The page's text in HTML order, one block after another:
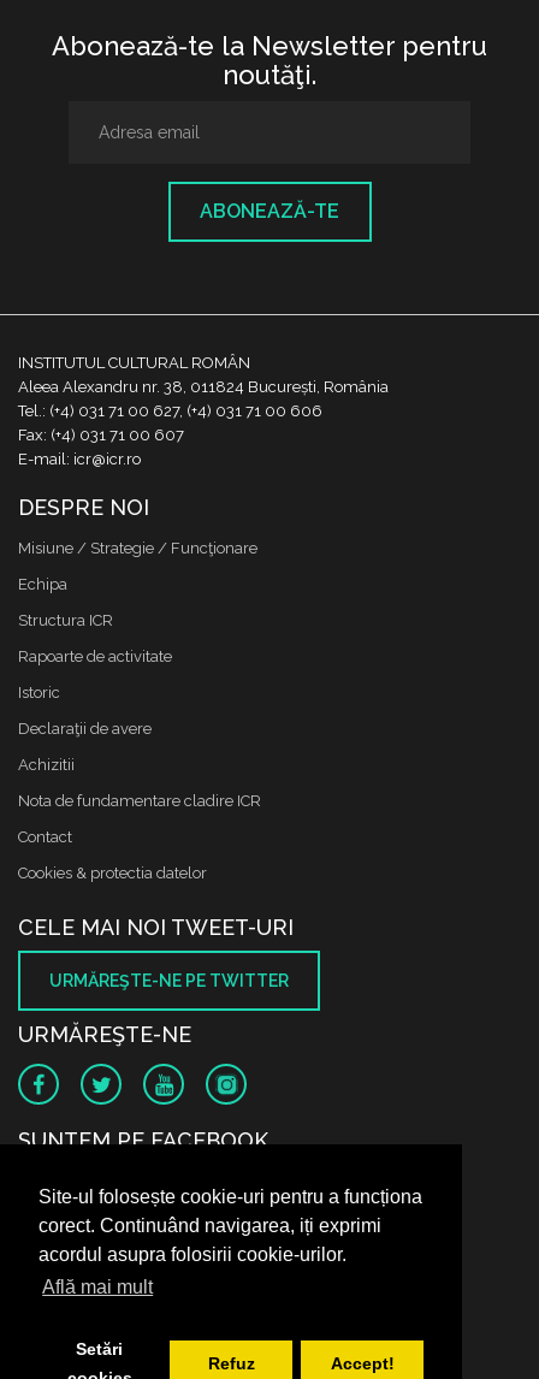
Site-ul folosește cookie-uri pentru a funcționa
corect. Continuând navigarea, iți exprimi
acordul asupra folosirii cookie-urilor.
Află mai mult
Setări
Refuz Accept!
Abonează-te la Newsletter pentru
noutăţi.
ABONEAZĂ-TE
INSTITUTUL CULTURAL ROMÂN
Aleea Alexandru nr. 38, 011824 București, România
Tel.: (+4) 031 71 00 627, (+4) 031 71 00 606
Fax: (+4) 031 71 00 607
E-mail: icr@icr.ro
DESPRE NOI
Misiune / Strategie / Funcţionare
Echipa
Structura ICR
Rapoarte de activitate
Istoric
Declaraţii de avere
Achizitii
Nota de fundamentare cladire ICR
Contact
Cookies & protectia datelor
CELE MAI NOI TWEET-URI
URMĂREŞTE-NE PE TWITTER
URMĂREŞTE-NE
SUNTEM PE FACEBOOK